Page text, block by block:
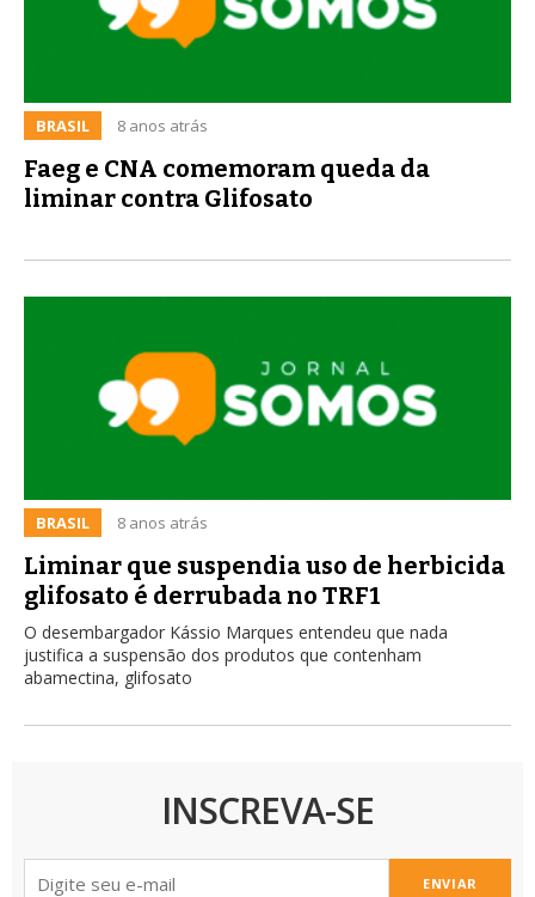
BRASIL 8 anos atrás
Faeg e CNA comemoram queda da
liminar contra Glifosato
BRASIL 8 anos atrás
Liminar que suspendia uso de herbicida
glifosato é derrubada no TRF1
O desembargador Kássio Marques entendeu que nada
justifica a suspensão dos produtos que contenham
abamectina, glifosato
INSCREVA-SE
ENVIAR